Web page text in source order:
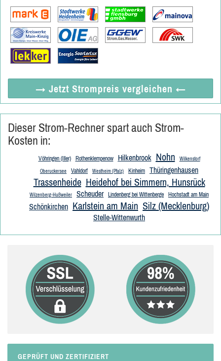
→ Jetzt Strompreis vergleichen ←
Dieser Strom-Rechner spart auch Strom-
Kosten in:
Vöhringen (Iller) Rothenklempenow Hilkenbrook Nohn Wilkenstorf
Oberuckersee Vahldorf Westheim (Pfalz) Kinheim Thüringenhausen
Trassenheide Heidehof bei Simmern, Hunsrück
Wilzenberg-Hußweiler Scheuder Lindenberg bei Wittenberge Hochstadt am Main
Schönkirchen Karlstein am Main Silz (Mecklenburg)
Stelle-Wittenwurth
GEPRÜFT UND ZERTIFIZIERT